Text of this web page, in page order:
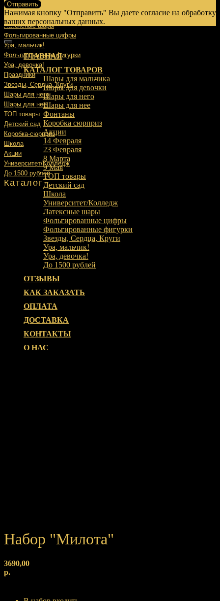
9 Мая
Выписка
Латексные шары
Фольгированные цифры
Ура, мальчик!
Фольгированные фигурки
Ура, девочка!
Праздники
Звезды, Сердца, Круги
Шары для него
Шары для нее
ТОП товары
Детский сад
Коробка-сюрприз
Школа
Акции
Университет/Колледж
До 1500 рублей
Каталог
Отправить
Нажимая кнопку "Отправить" Вы даете согласие на обработку
ваших персональных данных.
ГЛАВНАЯ
КАТАЛОГ ТОВАРОВ
Шары для мальчика
Шары для девочки
Шары для него
Шары для нее
Фонтаны
Коробка сюрприз
Акции
14 Февраля
23 Февраля
8 Марта
9 Мая
ТОП товары
Детский сад
Школа
Университет/Колледж
Латексные шары
Фольгированные цифры
Фольгированные фигурки
Звезды, Сердца, Круги
Ура, мальчик!
Ура, девочка!
До 1500 рублей
ОТЗЫВЫ
КАК ЗАКАЗАТЬ
ОПЛАТА
ДОСТАВКА
КОНТАКТЫ
О НАС
Набор "Милота"
3690,00
р.